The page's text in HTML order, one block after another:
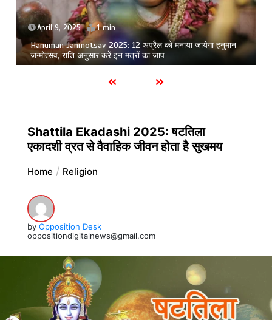
April 9, 2025 1 min
Hanuman Janmotsav 2025: 12 अप्रैल को मनाया जायेगा हनुमान
जन्मोत्सव, राशि अनुसार करें इन मत्रों का जाप
Shattila Ekadashi 2025: षटतिला
एकादशी व्रत से वैवाहिक जीवन होता है सुखमय
Home Religion
by Opposition Desk
oppositiondigitalnews@gmail.com